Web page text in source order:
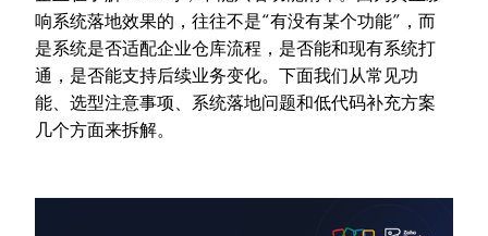
响系统落地效果的，往往不是“有没有某个功能”，而
是系统是否适配企业仓库流程，是否能和现有系统打
通，是否能支持后续业务变化。下面我们从常见功
能、选型注意事项、系统落地问题和低代码补充方案
几个方面来拆解。